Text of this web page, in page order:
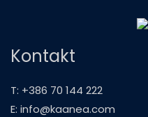
Kontakt
T: +386 70 144 222
E: info@kaanea.com